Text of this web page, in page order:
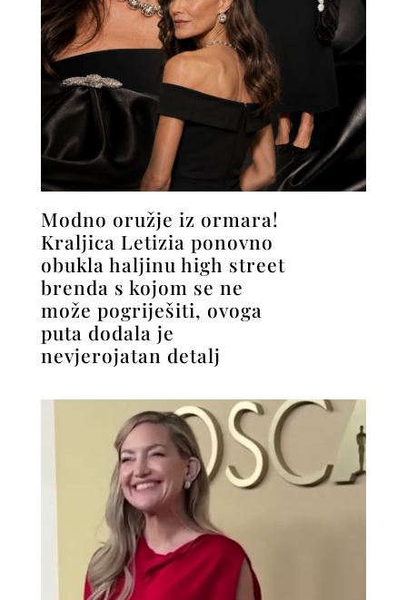
Modno oružje iz ormara!
Kraljica Letizia ponovno
obukla haljinu high street
brenda s kojom se ne
može pogriješiti, ovoga
puta dodala je
nevjerojatan detalj